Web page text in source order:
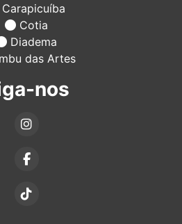
Carapicuíba
Cotia
Diadema
das Artes
nos